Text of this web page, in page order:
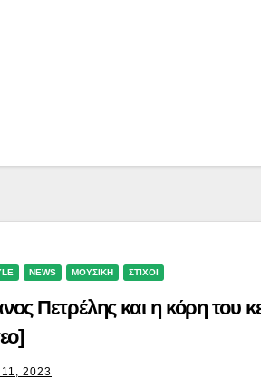
NEWS ΜΟΥΣΙΚΗ ΣΤΙΧΟΙ
Πετρέλης και η κόρη του
2023